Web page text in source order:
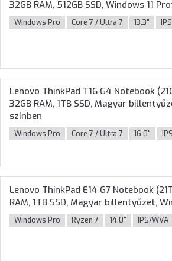
32GB RAM, 512GB SSD, Windows 11
Windows Pro Core 7 / Ultra 7 13.3"
Lenovo ThinkPad T16 G4 Notebook
32GB RAM, 1TB SSD, Magyar
színben
Windows Pro Core 7 / Ultra 7 16.0"
Lenovo ThinkPad E14 G7 Notebook
RAM, 1TB SSD, Magyar billentyűzet,
Windows Pro Ryzen 7 14.0" IPS/WVA